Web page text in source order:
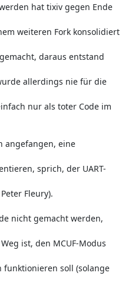
hat tixiv gegen Ende
weiteren Fork konsolidiert
daraus entstand
allerdings nie für die
nur als toter Code im
angefangen, eine
sprich, der UART-
Fleury).
nicht gemacht werden,
ist, den MCUF-Modus
funktionieren soll (solange